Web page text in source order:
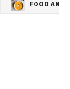
FOOD AND